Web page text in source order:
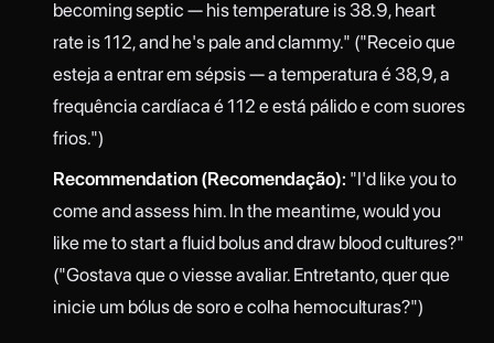
becoming septic — his temperature is 38.9, heart
rate is 112, and he's pale and clammy." ("Receio que
esteja a entrar em sépsis — a temperatura é 38,9, a
frequência cardíaca é 112 e está pálido e com suores
frios.")
Recommendation (Recomendação): "I'd like you to
come and assess him. In the meantime, would you
like me to start a fluid bolus and draw blood cultures?"
("Gostava que o viesse avaliar. Entretanto, quer que
inicie um bólus de soro e colha hemoculturas?")